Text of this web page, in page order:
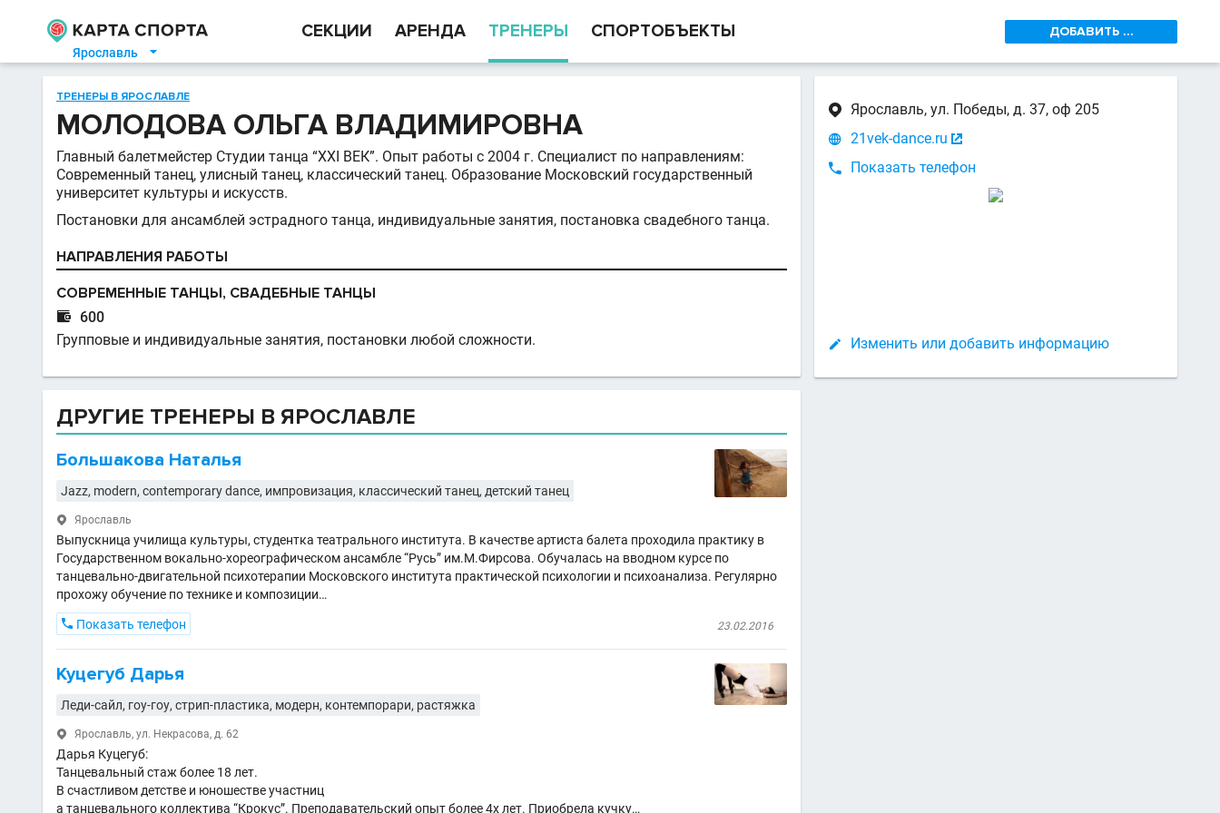
Ярославль 
СЕКЦИИ АРЕНДА ТРЕНЕРЫ СПОРТОБЪЕКТЫ ДОБАВИТЬ ...
ТРЕНЕРЫ В ЯРОСЛАВЛЕ
МОЛОДОВА ОЛЬГА ВЛАДИМИРОВНА
Главный балетмейстер Студии танца “XXI ВЕК”. Опыт работы с 2004 г. Специалист по направлениям:
Современный танец, улисный танец, классический танец. Образование Московский государственный
университет культуры и искусств.
Постановки для ансамблей эстрадного танца, индивидуальные занятия, постановка свадебного танца.
НАПРАВЛЕНИЯ РАБОТЫ
СОВРЕМЕННЫЕ ТАНЦЫ, СВАДЕБНЫЕ ТАНЦЫ

600
Групповые и индивидуальные занятия, постановки любой сложности.
ДРУГИЕ ТРЕНЕРЫ В ЯРОСЛАВЛЕ
Большакова Наталья
Jazz, modern, contemporary dance, импровизация, классический танец, детский танец
 Ярославль
Выпускница училища культуры, студентка театрального института. В качестве артиста балета проходила практику в
Государственном вокально-хореографическом ансамбле “Русь” им.М.Фирсова. Обучалась на вводном курсе по
танцевально-двигательной психотерапии Московского института практической психологии и психоанализа. Регулярно
прохожу обучение по технике и композиции…
23.02.2016
 Показать телефон
Куцегуб Дарья
Леди-сайл, гоу-гоу, стрип-пластика, модерн, контемпорари, растяжка
 Ярославль, ул. Некрасова, д. 62
Дарья Куцегуб:
Танцевальный стаж более 18 лет.
В счастливом детстве и юношестве участниц
а танцевального коллектива “Крокус”. Преподавательский опыт более 4х лет. Приобрела кучку…
 Ярославль, ул. Победы, д. 37, оф 205
 21vek-dance.ru 

Показать телефон
 Изменить или добавить информацию